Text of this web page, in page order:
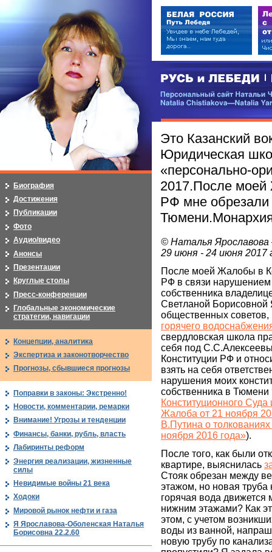
РУСЬ и ЛЕБЕДИ | RUSI —
Персональный сайт Натальи
Это Казанский
Юридическая
«персонально-
2017.После
РФ мне обрезали
© Наталья Ярославова
29 июня - 24 июня 2017
После моей Жалобы в
РФ в связи
собственника
Светланой
общественных
горячего
свердловская школа
себя под
Конституции РФ и
взять на себя
нарушения моих
собственника в Тюмени
Конституционного
Жалоба от 21 ноября
В.Путина о
ноября 2016 года»).
После того, как были
квартире, выяснилась
Стояк обрезан между
этажом, но новая
горячая вода
нижним этажами? Как
этом, с учетом
воды из ванной,
новую трубу по
Биография
Достижения
Публикации
Фото
Аудио/видео
Анонсы
Презентации
Круглые столы
Пресс-конференции
Глобальные экономические
стратегии, навигации
Концепции, аналитика
Экспертиза и законотворчество
Прогнозы, сбывшиеся прогнозы
Поправки в законы: Экстренно!
Новости, комментарии, ремарки
Внимание! Угрозы и тенденции
Финансы, банки, рубль, власть
Лабиринты реформ
Энергия реализации, жизненные
силы
Невидимые войны 21 века
Ходоки
Мировой рынок нефти и газа
Я Ярославова-Оболенская Наталья
Борисовна 22.2.60